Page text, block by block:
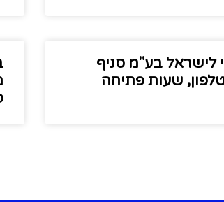
לישראל בע"מ סניף
שעות פתיחה